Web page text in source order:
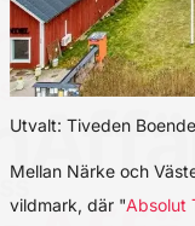
Utvalt: Tiveden Boende
Mellan Närke och
vildmark, där "Absolut